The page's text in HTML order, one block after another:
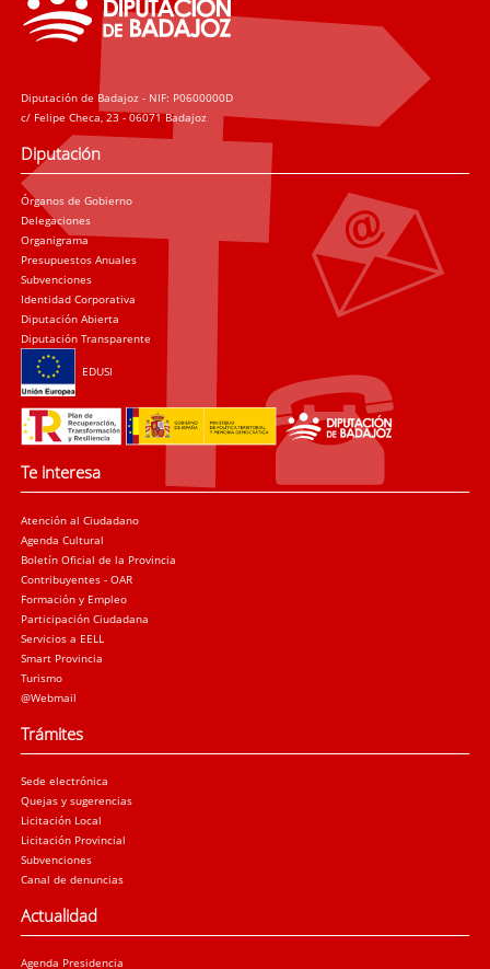
Diputación de Badajoz - NIF: P0600000D
c/ Felipe Checa, 23 - 06071 Badajoz
Diputación
Órganos de Gobierno
Delegaciones
Organigrama
Presupuestos Anuales
Subvenciones
Identidad Corporativa
Diputación Abierta
Diputación Transparente
EDUSI
Te interesa
Atención al Ciudadano
Agenda Cultural
Boletín Oficial de la Provincia
Contribuyentes - OAR
Formación y Empleo
Participación Ciudadana
Servicios a EELL
Smart Provincia
Turismo
@Webmail
Trámites
Sede electrónica
Quejas y sugerencias
Licitación Local
Licitación Provincial
Subvenciones
Canal de denuncias
Actualidad
Agenda Presidencia